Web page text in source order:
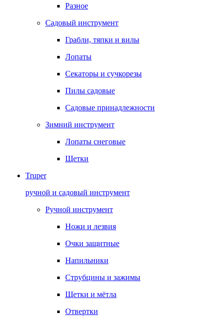
Разное
Садовый инструмент
Грабли, тяпки и вилы
Лопаты
Секаторы и сучкорезы
Пилы садовые
Садовые принадлежности
Зимний инструмент
Лопаты снеговые
Щетки
Truper
ручной и садовый инструмент
Ручной инструмент
Ножи и лезвия
Очки защитные
Напильники
Струбцины и зажимы
Щетки и мётла
Отвертки